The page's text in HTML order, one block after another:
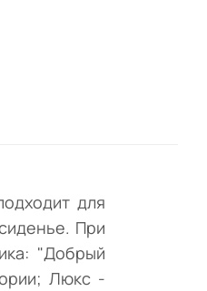
для
При
"Добрый
Люкс -